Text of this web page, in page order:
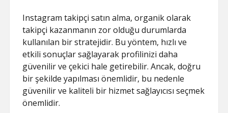
Instagram takipçi satın alma, organik olarak
takipçi kazanmanın zor olduğu durumlarda
kullanılan bir stratejidir. Bu yöntem, hızlı ve
etkili sonuçlar sağlayarak profilinizi daha
güvenilir ve çekici hale getirebilir. Ancak, doğru
bir şekilde yapılması önemlidir, bu nedenle
güvenilir ve kaliteli bir hizmet sağlayıcısı seçmek
önemlidir.